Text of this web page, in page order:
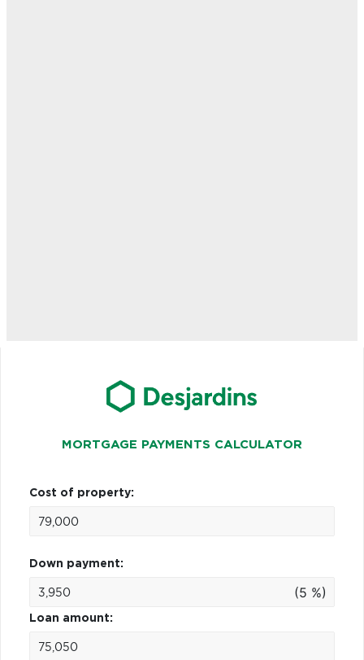
MORTGAGE PAYMENTS CALCULATOR
Cost of property:
Down payment:
(5 %)
Loan amount: